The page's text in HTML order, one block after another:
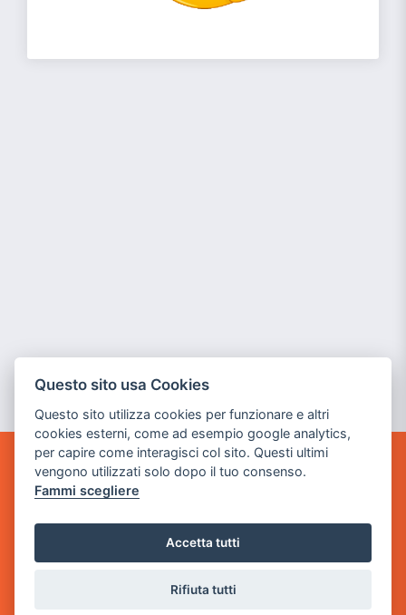
GAME WARP
BY POWER GAME SRL
via Villaggio dei Platani, 3
Questo sito usa Cookies
Questo sito utilizza cookies per funzionare e altri
cookies esterni, come ad esempio google analytics,
per capire come interagisci col sito. Questi ultimi
vengono utilizzati solo dopo il tuo consenso.
Fammi scegliere
Accetta tutti
Rifiuta tutti